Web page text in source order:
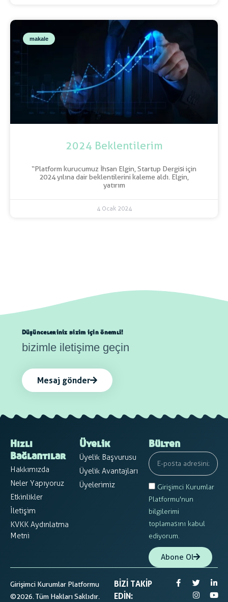
makale
2024 Beklentilerim
“Platform kurucumuz İhsan Elgin, Startup Dergisi için
2024 yılına dair beklentilerini kaleme aldı. Elgin,
yatırım
4 Ocak 2024
Düşünceleriniz bizim için önemli!
bizimle iletişime geçin
Mesaj gönder
Hızlı
Bağlantılar
Hakkımızda
Neler Yapıyoruz
Etkinlikler
İletişim
KVKK Aydınlatma
Metni
Üyelik
Üyelik Başvurusu
Üyelik Avantajları
Üyelerimiz
Bülten
Girişimci Kurumlar
Platformu'nun
bilgilerimi
toplamasını kabul
ediyorum.
Abone Ol
Girişimci Kurumlar Platformu
©2026. Tüm Hakları Saklıdır.
BIZI TAKIP
EDIN: